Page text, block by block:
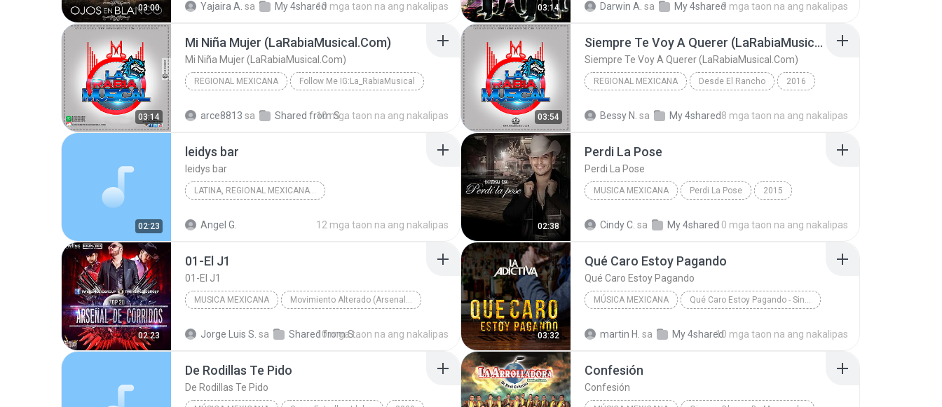
03:00 Yajaira A. sa My 4shared10 mga taon na ang nakalipas 03:14 Darwin A. sa My 4shared9 mga taon na ang nakalipas
03:14
Mi Niña Mujer (LaRabiaMusical.Com)
Mi Niña Mujer (LaRabiaMusical.Com)
REGIONAL MEXICANA Follow Me IG:La_RabiaMusical
arce8813 sa Shared from SM-A510M
10 mga taon na ang nakalipas 03:54
Siempre Te Voy A Querer (LaRabiaMusical.Com)
Siempre Te Voy A Querer (LaRabiaMusical.Com)
REGIONAL MEXICANA Desde El Rancho 2016
Bessy N. sa My 4shared8 mga taon na ang nakalipas
02:23
leidys bar
leidys bar
LATINA, REGIONAL MEXICANA, GRUPERA
Angel G. 12 mga taon na ang nakalipas 02:38
Perdi La Pose
Perdi La Pose
MUSICA MEXICANA Perdi La Pose 2015
Cindy C. sa My 4shared10 mga taon na ang nakalipas
02:23
01-El J1
01-El J1
MUSICA MEXICANA Movimiento Alterado (Arsenal De Corridos) Top 20
Jorge Luis S. sa Shared from SM-G531H
10 mga taon na ang nakalipas 03:32
Qué Caro Estoy Pagando
Qué Caro Estoy Pagando
MÚSICA MEXICANA Qué Caro Estoy Pagando - Single
martin H. sa My 4shared10 mga taon na ang nakalipas
De Rodillas Te Pido
De Rodillas Te Pido
Confesión
Confesión